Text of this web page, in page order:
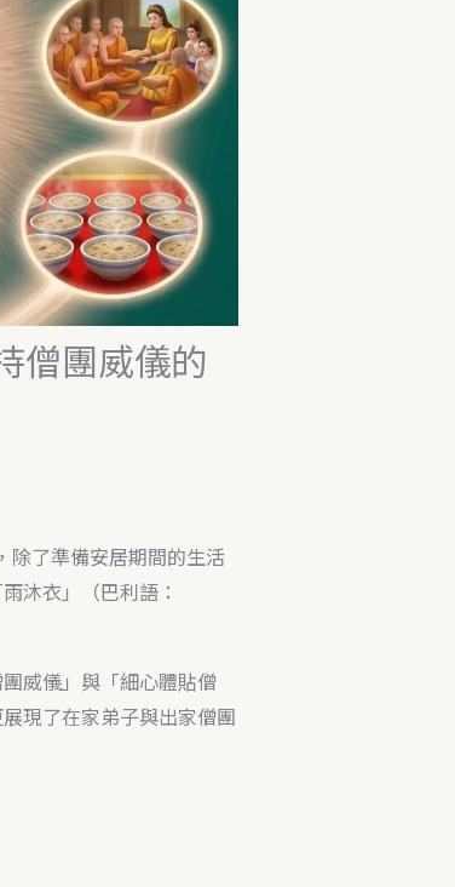
僧團威儀的
除了準備安居期間的生活
沐衣」（巴利語：
威儀」與「細心體貼僧
現了在家弟子與出家僧團